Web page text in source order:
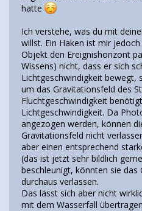
hatte
Ich verstehe, was du mit
willst. Ein Haken ist mir
Objekt den Ereignishorizont
Wissens) nicht, dass er sich
Lichtgeschwindigkeit bewegt,
um das Gravitationsfeld des
Fluchtgeschwindigkeit
Lichtgeschwindigkeit. Da
angezogen werden, können
Gravitationsfeld nicht
aber einen entsprechend
(das ist jetzt sehr bildlich
beschleunigt, könnten sie das
durchaus verlassen.
Das lässt sich aber nicht
mit dem Wasserfall